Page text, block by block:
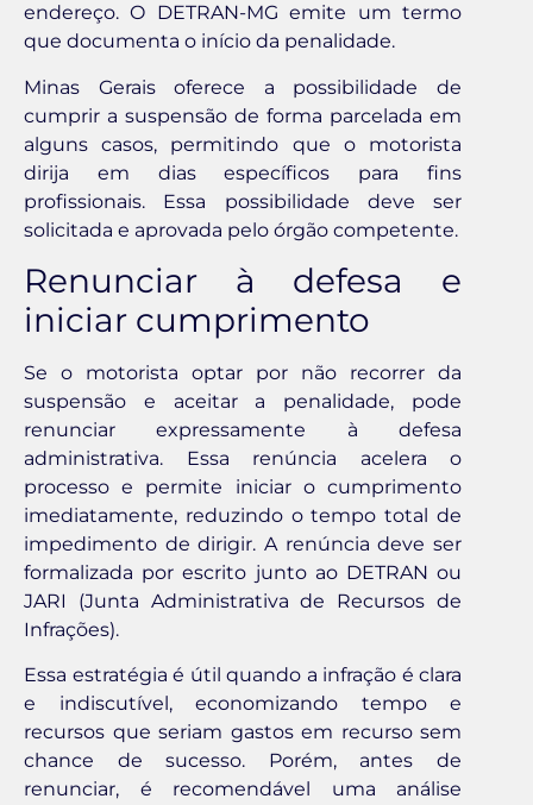
endereço. O DETRAN-MG emite um termo
que documenta o início da penalidade.
Minas Gerais oferece a possibilidade de
cumprir a suspensão de forma parcelada em
alguns casos, permitindo que o motorista
dirija em dias específicos para fins
profissionais. Essa possibilidade deve ser
solicitada e aprovada pelo órgão competente.
Renunciar à defesa e
iniciar cumprimento
Se o motorista optar por não recorrer da
suspensão e aceitar a penalidade, pode
renunciar expressamente à defesa
administrativa. Essa renúncia acelera o
processo e permite iniciar o cumprimento
imediatamente, reduzindo o tempo total de
impedimento de dirigir. A renúncia deve ser
formalizada por escrito junto ao DETRAN ou
JARI (Junta Administrativa de Recursos de
Infrações).
Essa estratégia é útil quando a infração é clara
e indiscutível, economizando tempo e
recursos que seriam gastos em recurso sem
chance de sucesso. Porém, antes de
renunciar, é recomendável uma análise